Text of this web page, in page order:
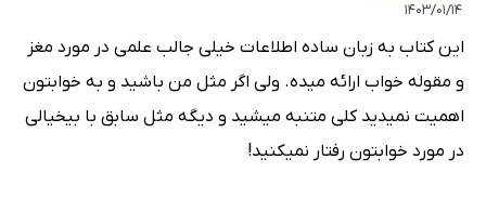
۱۴۰۳/۰۱/۱۴
این کتاب به زبان ساده اطلاعات خیلی جالب علمی در مورد مغز
و مقوله خواب ارائه میده. ولی اگر مثل من باشید و به خوابتون
اهمیت نمیدید کلی متنبه میشید و دیگه مثل سابق با بیخیالی
در مورد خوابتون رفتار نمیکنید!